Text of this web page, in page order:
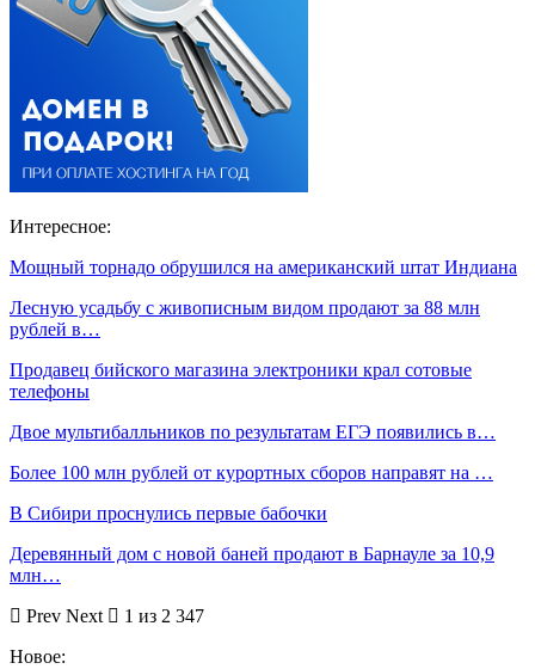
Интересное:
Мощный торнадо обрушился на американский штат Индиана
Лесную усадьбу с живописным видом продают за 88 млн
рублей в…
Продавец бийского магазина электроники крал сотовые
телефоны
Двое мультибалльников по результатам ЕГЭ появились в…
Более 100 млн рублей от курортных сборов направят на …
В Сибири проснулись первые бабочки
Деревянный дом с новой баней продают в Барнауле за 10,9
млн…
Prev Next
1 из 2 347
Новое: